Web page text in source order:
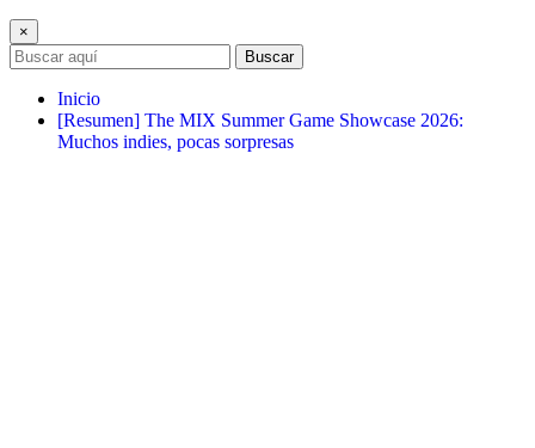
×
Buscar
Inicio
[Resumen] The MIX Summer Game Showcase 2026:
Muchos indies, pocas sorpresas